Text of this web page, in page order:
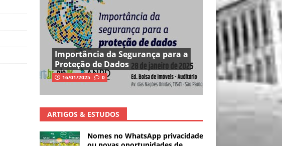
Importância da Segurança para a
Proteção de Dados
16/01/2025 0
ARTIGOS & ESTUDOS
Nomes no WhatsApp privacidade